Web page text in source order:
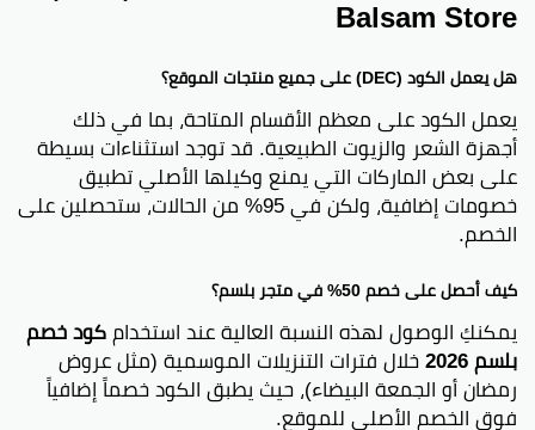
Balsam Store
هل يعمل الكود (DEC) على جميع منتجات الموقع؟
يعمل الكود على معظم الأقسام المتاحة، بما في ذلك
أجهزة الشعر والزيوت الطبيعية. قد توجد استثناءات بسيطة
على بعض الماركات التي يمنع وكيلها الأصلي تطبيق
خصومات إضافية، ولكن في 95% من الحالات، ستحصلين على
الخصم.
كيف أحصل على خصم 50% في متجر بلسم؟
يمكنكِ الوصول لهذه النسبة العالية عند استخدامكود خصم
بلسم 2026 خلال فترات التنزيلات الموسمية (مثل عروض
رمضان أو الجمعة البيضاء)، حيث يطبق الكود خصماً إضافياً
فوق الخصم الأصلي للموقع.